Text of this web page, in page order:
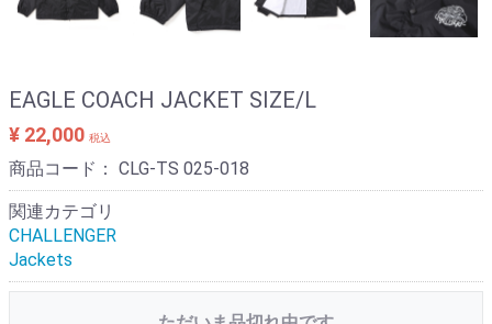
EAGLE COACH JACKET SIZE/L
¥ 22,000 税込
商品コード： CLG-TS 025-018
関連カテゴリ
CHALLENGER
Jackets